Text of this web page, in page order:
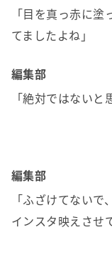
「目を真っ赤に
てましたよね」
編集部
「絶対ではないと
編集部
「ふざけてない
インスタ映えさせ